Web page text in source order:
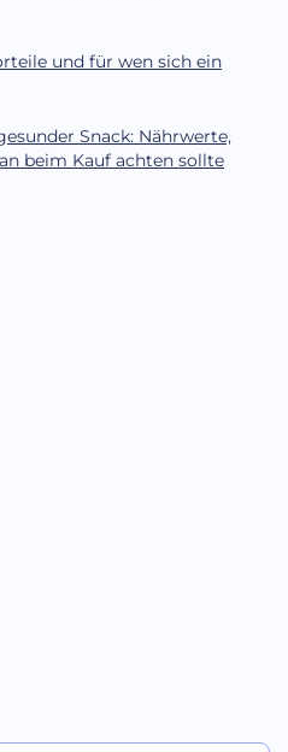
und für wen sich ein
Snack: Nährwerte,
beim Kauf achten sollte